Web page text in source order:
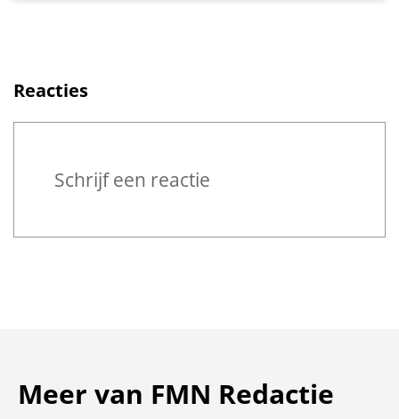
Reacties
Schrijf een reactie
Meer van FMN Redactie